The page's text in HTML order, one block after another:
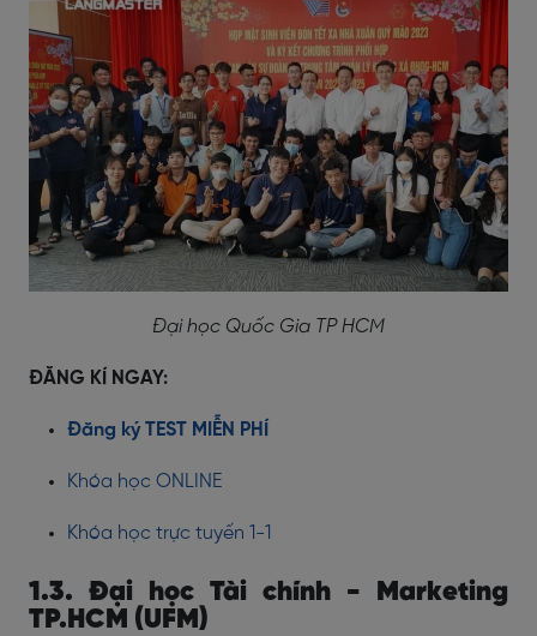
Đại học Quốc Gia TP HCM
ĐĂNG KÍ NGAY:
Đăng ký TEST MIỄN PHÍ
Khóa học ONLINE
Khóa học trực tuyến 1-1
1.3. Đại học Tài chính - Marketing
TP.HCM (UFM)